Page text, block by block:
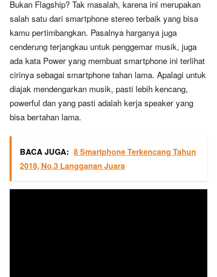
Bukan Flagship? Tak masalah, karena ini merupakan
salah satu dari smartphone stereo terbaik yang bisa
kamu pertimbangkan. Pasalnya harganya juga
cenderung terjangkau untuk penggemar musik, juga
ada kata Power yang membuat smartphone ini terlihat
cirinya sebagai smartphone tahan lama. Apalagi untuk
diajak mendengarkan musik, pasti lebih kencang,
powerful dan yang pasti adalah kerja speaker yang
bisa bertahan lama.
BACA JUGA: 8 Smartphone Terkencang Tahun
2018, No.3 Langganan Juara